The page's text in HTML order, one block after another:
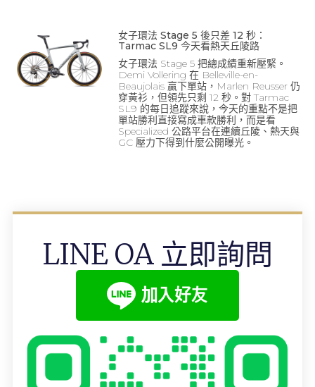
女子環法 Stage 5 後只差 12 秒：
Tarmac SL9 今天看熱天丘陵路
女子環法 Stage 5 把總成績重新壓緊。
Demi Vollering 在 Belleville-en-
Beaujolais 贏下單站，Marlen Reusser 仍
穿黃衫，但領先只剩 12 秒。對 Tarmac
SL9 的每日追蹤來說，今天的重點不是把
單站勝利直接寫成車款勝利，而是看
Specialized 公路平台在連續丘陵、熱天與
GC 壓力下得到什麼公開曝光。
LINE OA 立即詢問